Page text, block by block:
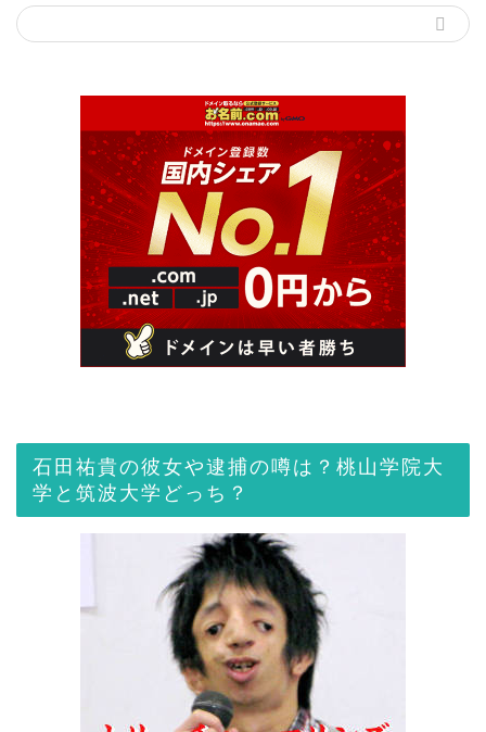
石田祐貴の彼女や逮捕の噂は？桃山学院大
学と筑波大学どっち？